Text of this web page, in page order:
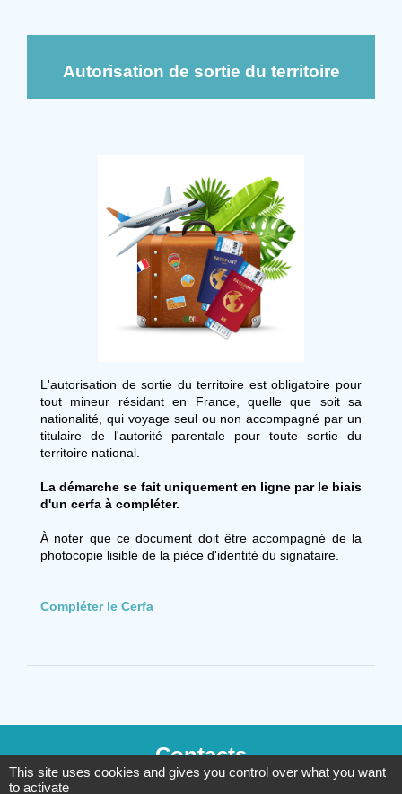
Autorisation de sortie du territoire
L'autorisation de sortie du territoire est obligatoire pour
tout mineur résidant en France, quelle que soit sa
nationalité, qui voyage seul ou non accompagné par un
titulaire de l'autorité parentale pour toute sortie du
territoire national.
La démarche se fait uniquement en ligne par le biais
d'un cerfa à compléter.
À noter que ce document doit être accompagné de la
photocopie lisible de la pièce d'identité du signataire.
Compléter le Cerfa
Contacts
This site uses cookies and gives you control over what you want
to activate